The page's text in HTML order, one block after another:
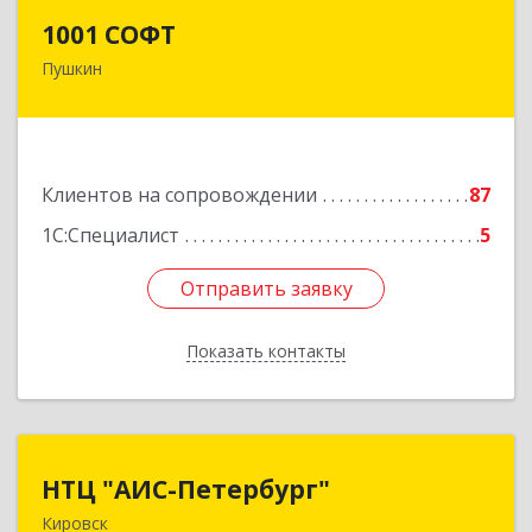
1001 СОФТ
Пушкин
Клиентов на сопровождении
87
1С:Специалист
5
Отправить заявку
Показать контакты
Отправить заявку
Назад
НТЦ "АИС-Петербург"
Кировск
НТЦ "АИС-Петербург"